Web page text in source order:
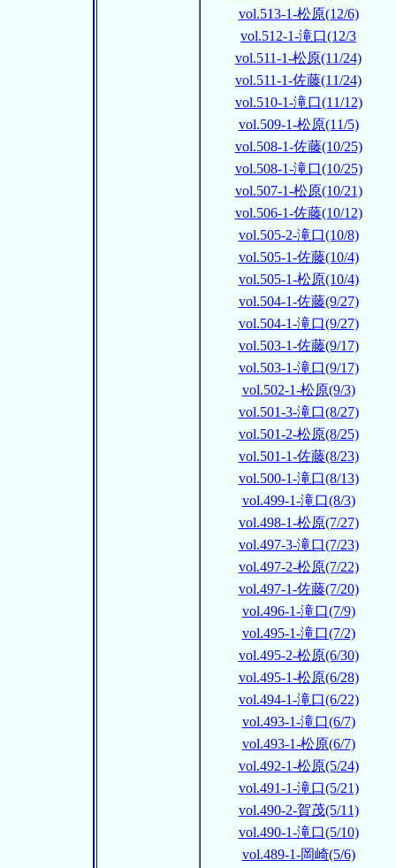
vol.513-1-松原(12/6)
vol.512-1-滝口(12/3
vol.511-1-松原(11/24)
vol.511-1-佐藤(11/24)
vol.510-1-滝口(11/12)
vol.509-1-松原(11/5)
vol.508-1-佐藤(10/25)
vol.508-1-滝口(10/25)
vol.507-1-松原(10/21)
vol.506-1-佐藤(10/12)
vol.505-2-滝口(10/8)
vol.505-1-佐藤(10/4)
vol.505-1-松原(10/4)
vol.504-1-佐藤(9/27)
vol.504-1-滝口(9/27)
vol.503-1-佐藤(9/17)
vol.503-1-滝口(9/17)
vol.502-1-松原(9/3)
vol.501-3-滝口(8/27)
vol.501-2-松原(8/25)
vol.501-1-佐藤(8/23)
vol.500-1-滝口(8/13)
vol.499-1-滝口(8/3)
vol.498-1-松原(7/27)
vol.497-3-滝口(7/23)
vol.497-2-松原(7/22)
vol.497-1-佐藤(7/20)
vol.496-1-滝口(7/9)
vol.495-1-滝口(7/2)
vol.495-2-松原(6/30)
vol.495-1-松原(6/28)
vol.494-1-滝口(6/22)
vol.493-1-滝口(6/7)
vol.493-1-松原(6/7)
vol.492-1-松原(5/24)
vol.491-1-滝口(5/21)
vol.490-2-賀茂(5/11)
vol.490-1-滝口(5/10)
vol.489-1-岡崎(5/6)